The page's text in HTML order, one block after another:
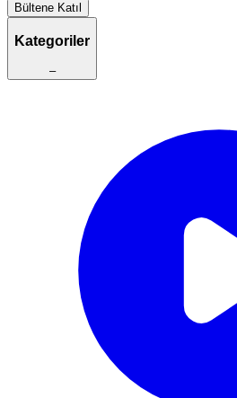
Bültene Katıl
Kategoriler
–